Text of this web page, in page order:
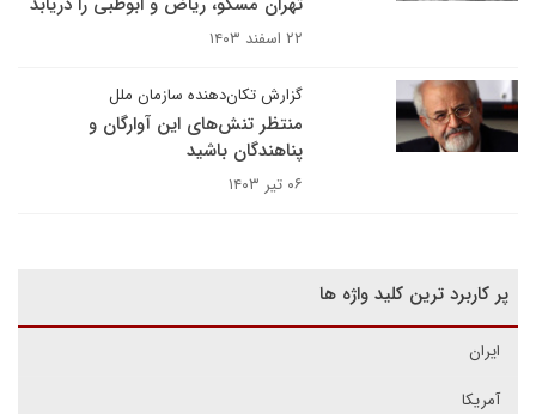
۲۲ اسفند ۱۴۰۳
گزارش تکان‌دهنده سازمان ملل
منتظر تنش‌های این آوارگان و
پناهندگان باشید
۰۶ تیر ۱۴۰۳
پر کاربرد ترین کلید واژه ها
ایران
آمریکا